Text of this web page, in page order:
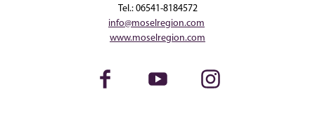
Tel.: 06541-8184572
info@moselregion.com
www.moselregion.com
Facebook Youtube Instagram